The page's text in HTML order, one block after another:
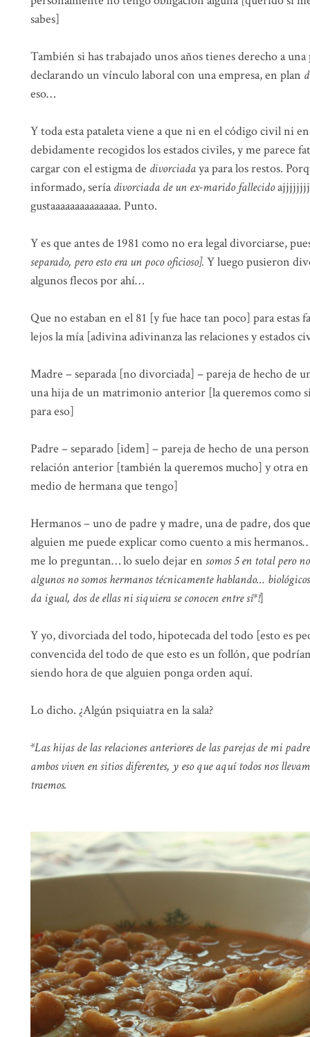
sabes]
También si has trabajado unos años tienes derecho a
declarando un vínculo laboral con una empresa, en plan
eso…
Y toda esta pataleta viene a que ni en el código civil ni
debidamente recogidos los estados civiles, y me parece
cargar con el estigma de divorciadaya para los restos.
informado, seríadivorciada de un ex-marido fallecido
gustaaaaaaaaaaaaaa. Punto.
Y es que antes de 1981 como no era legal divorciarse,
separado, pero esto era un poco oficioso]. Y luego pusieron
algunos flecos por ahí…
Que no estaban en el 81 [y fue hace tan poco] para estas
lejos la mía [adivina adivinanza las relaciones y estados
Madre – separada [no divorciada] – pareja de hecho de
una hija de un matrimonio anterior [la queremos como
para eso]
Padre – separado [idem] – pareja de hecho de una
relación anterior [también la queremos mucho] y otra
medio de hermana que tengo]
Hermanos – uno de padre y madre, una de padre, dos
alguien me puede explicar como cuento a mis
me lo preguntan… lo suelo dejar en somos 5 en total pero
algunos no somos hermanos técnicamente hablando…
da igual, dos de ellas ni siquiera se conocen entre sí*!]
Y yo, divorciada del todo, hipotecada del todo [esto es
convencida del todo de que esto es un follón, que
siendo hora de que alguien ponga orden aquí.
Lo dicho. ¿Algún psiquiatra en la sala?
*Las hijas de las relaciones anteriores de las parejas de mi
ambos viven en sitios diferentes, y eso que aquí todos nos
traemos.